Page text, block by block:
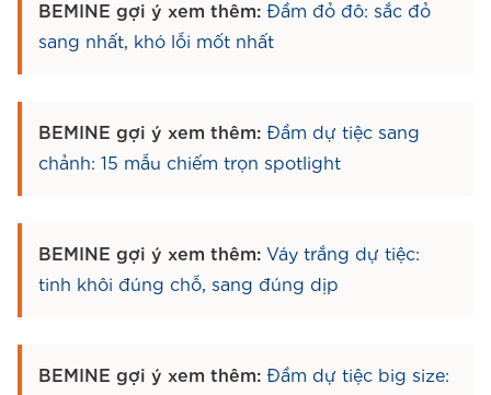
BEMINE gợi ý xem thêm: Đầm đỏ đô: sắc đỏ
sang nhất, khó lỗi mốt nhất
BEMINE gợi ý xem thêm: Đầm dự tiệc sang
chảnh: 15 mẫu chiếm trọn spotlight
BEMINE gợi ý xem thêm: Váy trắng dự tiệc:
tinh khôi đúng chỗ, sang đúng dịp
BEMINE gợi ý xem thêm: Đầm dự tiệc big size: